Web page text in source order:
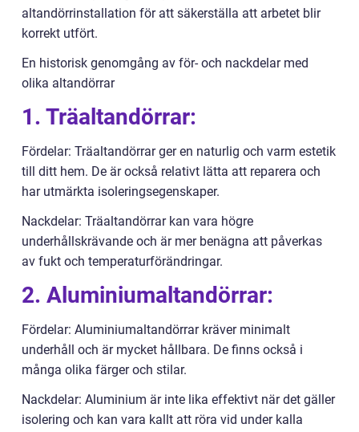
altandörrinstallation för att säkerställa att arbetet blir
korrekt utfört.
En historisk genomgång av för- och nackdelar med
olika altandörrar
1. Träaltandörrar:
Fördelar: Träaltandörrar ger en naturlig och varm estetik
till ditt hem. De är också relativt lätta att reparera och
har utmärkta isoleringsegenskaper.
Nackdelar: Träaltandörrar kan vara högre
underhållskrävande och är mer benägna att påverkas
av fukt och temperaturförändringar.
2. Aluminiumaltandörrar:
Fördelar: Aluminiumaltandörrar kräver minimalt
underhåll och är mycket hållbara. De finns också i
många olika färger och stilar.
Nackdelar: Aluminium är inte lika effektivt när det gäller
isolering och kan vara kallt att röra vid under kalla